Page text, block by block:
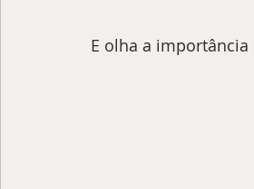
E olha a